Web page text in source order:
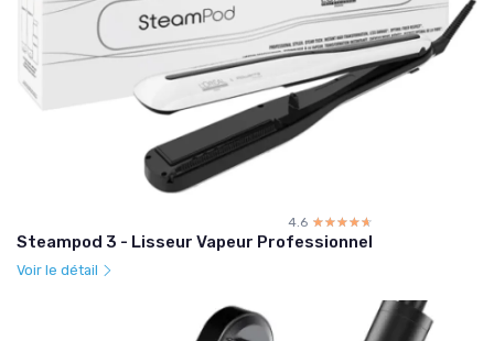
4.6 ☆☆☆☆☆
★★★★★
Steampod 3 - Lisseur Vapeur Professionnel
Voir le détail